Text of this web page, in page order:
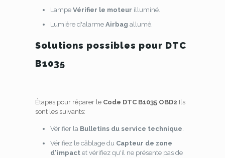
Lampe Vérifier le moteur illuminé.
Lumière d'alarme Airbag allumé.
Solutions possibles pour DTC
B1035
Étapes pour réparer le Code DTC B1035 OBD2 Ils
sont les suivants:
Vérifier la Bulletins du service technique.
Vérifiez le câblage du Capteur de zone
d'impactet vérifiez qu'il ne présente pas de